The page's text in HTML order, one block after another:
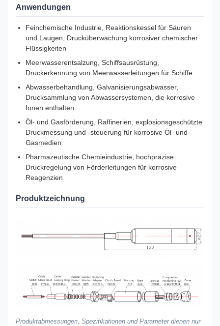
Anwendungen
Feinchemische Industrie, Reaktionskessel für Säuren
und Laugen, Drucküberwachung korrosiver chemischer
Flüssigkeiten
Meerwasserentsalzung, Schiffsausrüstung,
Druckerkennung von Meerwasserleitungen für Schiffe
Abwasserbehandlung, Galvanisierungsabwasser,
Drucksammlung von Abwassersystemen, die korrosive
Ionen enthalten
Öl- und Gasförderung, Raffinerien, explosionsgeschützte
Druckmessung und -steuerung für korrosive Öl- und
Gasmedien
Pharmazeutische Chemieindustrie, hochpräzise
Druckregelung von Förderleitungen für korrosive
Reagenzien
Produktzeichnung
Produktabmessungen, Spezifikationen und Parameter dienen nur